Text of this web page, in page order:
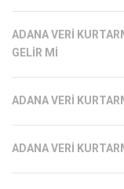
ADANA VERI
GELIR MI
ADANA VERI
ADANA VERI